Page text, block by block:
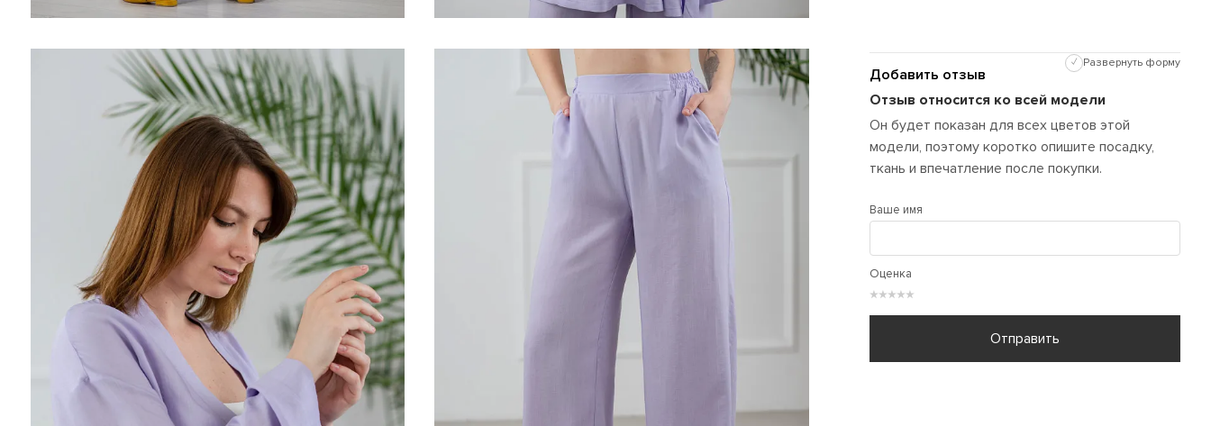
Добавить отзыв
✓ Развернуть форму
Отзыв относится ко всей модели
Он будет показан для всех цветов этой
модели, поэтому коротко опишите посадку,
ткань и впечатление после покупки.
Ваше имя
Оценка
★
★
★
★
★
Отправить